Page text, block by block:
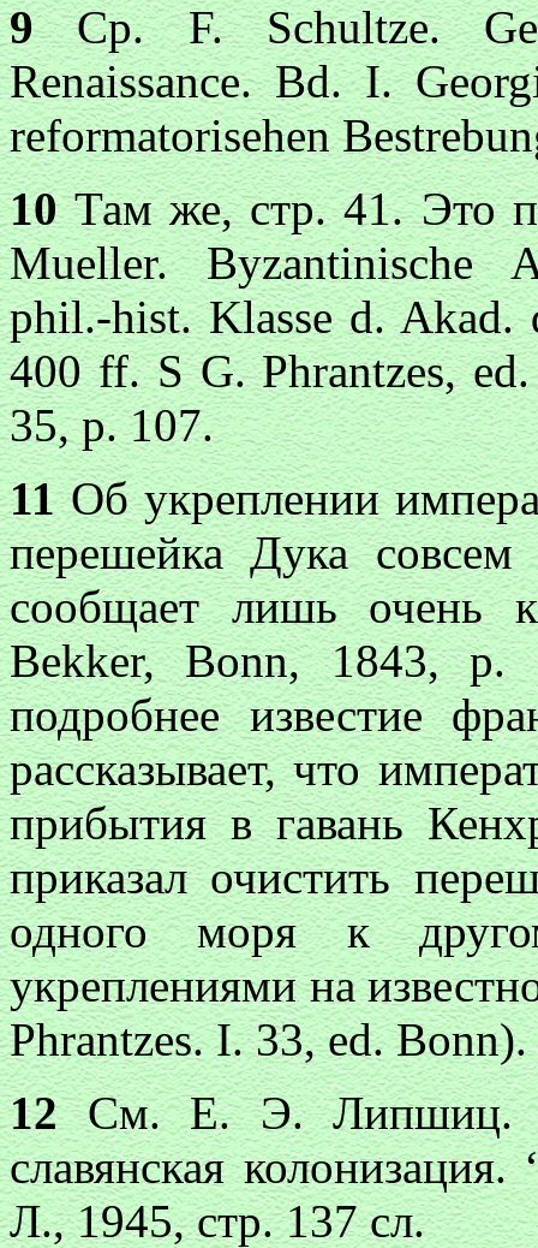
9Ср. F. Schultze.
Renaissance. Bd. I.
reformatorisehen
10Там же, стр. 41. Это
Мuellеr. Byzantinische
phil.-hist. Klasse d.
400 ff. S G. Phrantzes,
35, p. 107.
11Об укреплении
перешейка Дука
сообщает лишь очень
Bekker, Bonn, 1843,
подробнее известие
рассказывает, что
прибытия в гавань
приказал очистить
одного моря к
укреплениями на
Phrantzes. I. 33, ed. Bonn).
12См. Е. Э. Липшиц.
славянская
Л., 1945, стр. 137 сл.